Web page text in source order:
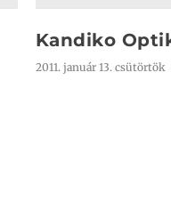
Kandiko
2011. január 13. csütörtök